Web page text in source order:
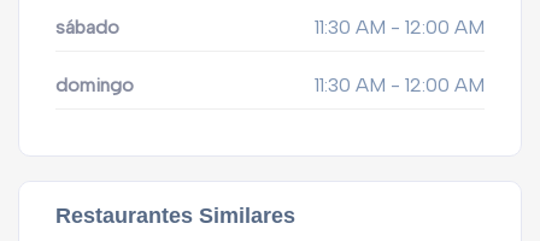
sábado 11:30 AM - 12:00 AM
domingo 11:30 AM - 12:00 AM
Restaurantes Similares